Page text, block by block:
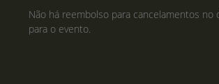
Não há reembolso para cancelamentos no
para o evento.